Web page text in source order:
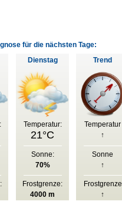
für die nächsten Tage:
Dienstag
Temperatur:
21°C
Sonne:
70%
Frostgrenze:
4000 m
Trend
Temperatur
↑
Sonne
↑
Frostgrenze
↑